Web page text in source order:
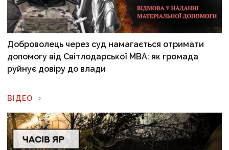
Доброволець через суд намагається отримати
допомогу від Світлодарської МВА: як громада
руйнує довіру до влади
ВІДЕО